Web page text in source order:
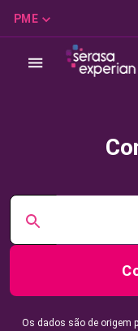
PME
Os dados são de origem